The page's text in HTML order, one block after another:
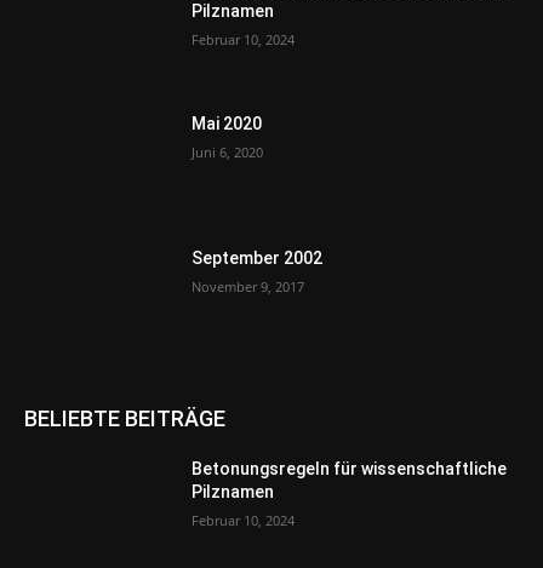
Pilznamen
Februar 10, 2024
Mai 2020
Juni 6, 2020
September 2002
November 9, 2017
BELIEBTE BEITRÄGE
Betonungsregeln für wissenschaftliche
Pilznamen
Februar 10, 2024